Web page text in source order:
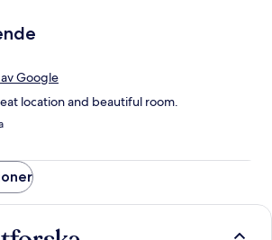
Google
location and beautiful room.